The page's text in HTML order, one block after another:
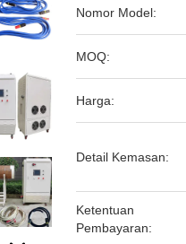
Nomor Model:
MOQ:
Harga:
Detail Kemasan:
Ketentuan
Pembayaran: